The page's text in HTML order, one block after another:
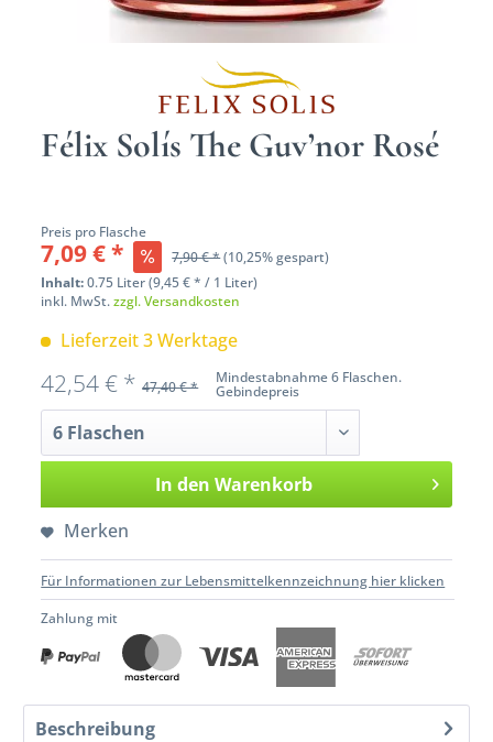
Félix Solís The Guv’nor Rosé
Preis pro Flasche
7,09 € * 7,90 € *(10,25% gespart)
Inhalt:0.75 Liter (9,45 € * / 1 Liter)
inkl. MwSt.zzgl. Versandkosten
Lieferzeit 3 Werktage
Mindestabnahme 6 Flaschen.
Gebindepreis
42,54 € * 47,40 € *
In den Warenkorb
Merken
Für Informationen zur Lebensmittelkennzeichnung hier klicken
Zahlung mit
Beschreibung